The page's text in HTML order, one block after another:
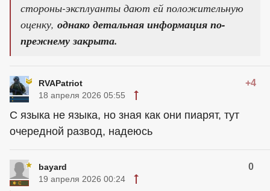
стороны-эксплуанты дают ей положительную
оценку, однако детальная информация по-
прежнему закрыта.
RVAPatriot +4
18 апреля 2026 05:55
С языка не языка, но зная как они пиарят, тут
очередной развод, надеюсь
bayard 0
19 апреля 2026 00:24